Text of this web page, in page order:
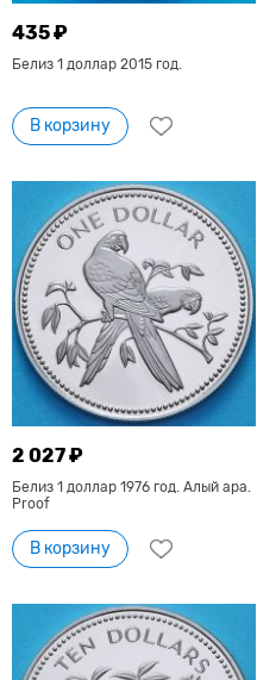
435 ₽
Белиз 1 доллар 2015 год.
В корзину
2 027 ₽
Белиз 1 доллар 1976 год. Алый ара.
Proof
В корзину